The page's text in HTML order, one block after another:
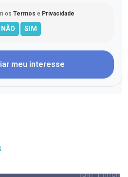
os Termos e Privacidade
meu interesse